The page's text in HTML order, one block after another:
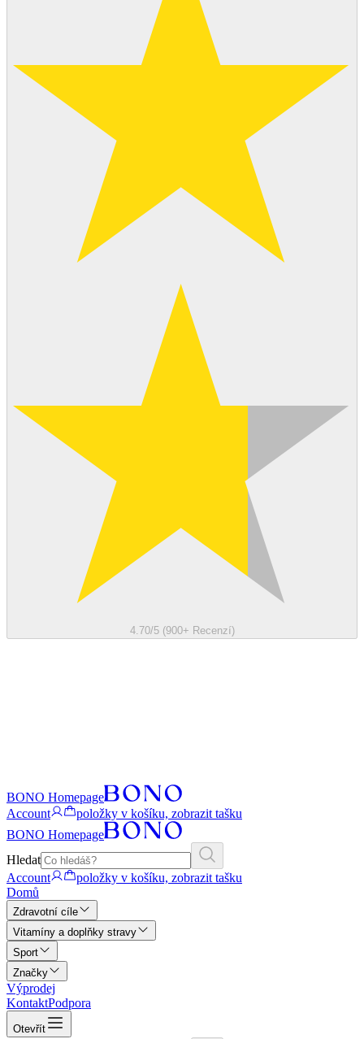
4.70/5 (900+ Recenzí)
BONO Homepage
Account
položky v košíku, zobrazit tašku
BONO Homepage
Hledat
Account
položky v košíku, zobrazit tašku
Domů
Zdravotní cíle
Vitamíny a doplňky stravy
Sport
Značky
Výprodej
KontaktPodpora
Otevřít